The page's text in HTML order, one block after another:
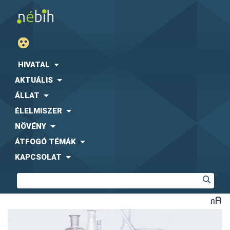
HIVATAL
AKTUÁLIS
ÁLLAT
ÉLELMISZER
NÖVÉNY
ÁTFOGÓ TÉMÁK
KAPCSOLAT